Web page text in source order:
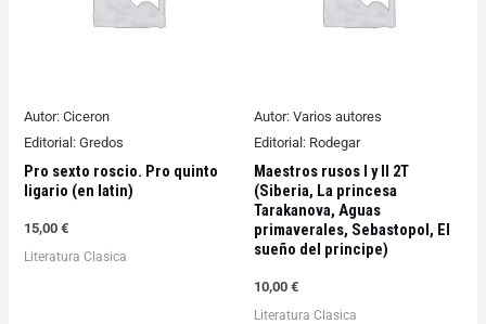
Autor: Ciceron
Editorial: Gredos
Pro sexto roscio. Pro quinto
ligario (en latin)
15,00€
Literatura Clasica
Autor: Varios autores
Editorial: Rodegar
Maestros rusos I y II 2T
(Siberia, La princesa
Tarakanova, Aguas
primaverales, Sebastopol, El
sueño del principe)
10,00 €
Literatura Clasica